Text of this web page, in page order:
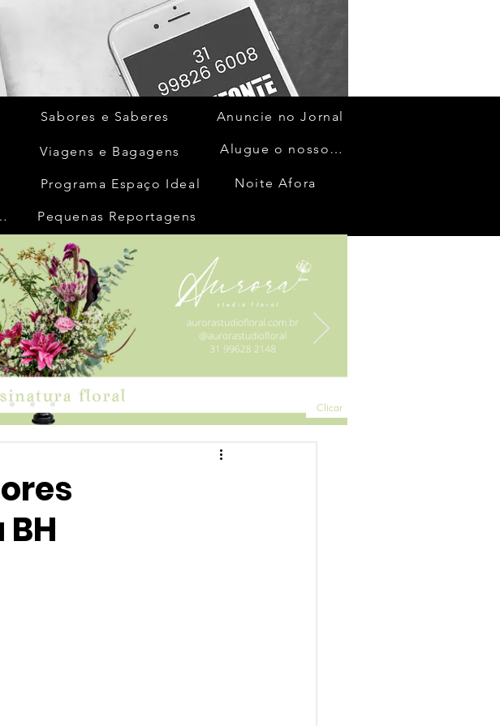
Cozinha
Sabores e Saberes
Viagens e Bagagens
Programa Espaço Ideal
Anuncie no Jornal
Alugue o nosso espaço
Noite Afora
Pequenas Reportagens
Clicar